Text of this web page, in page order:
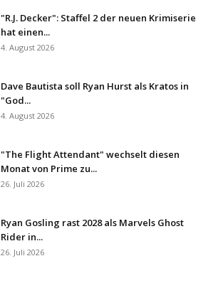
"R.J. Decker": Staffel 2 der neuen Krimiserie
hat einen...
4. August 2026
Dave Bautista soll Ryan Hurst als Kratos in
"God...
4. August 2026
"The Flight Attendant" wechselt diesen
Monat von Prime zu...
26. Juli 2026
Ryan Gosling rast 2028 als Marvels Ghost
Rider in...
26. Juli 2026